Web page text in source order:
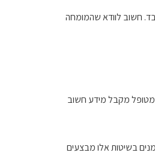
חשוב לוודא שהמומחה
המטופל מקבל מידע חשוב
בשיטות אלו מבצעים